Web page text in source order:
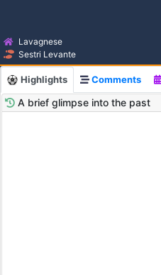
Lavagnese
Sestri Levante
Highlights Comments
A brief glimpse into the past